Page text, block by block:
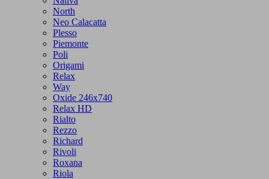
North
Neo Calacatta
Plesso
Piemonte
Poli
Origami
Relax
Way
Oxide 246x740
Relax HD
Rialto
Rezzo
Richard
Rivoli
Roxana
Riola